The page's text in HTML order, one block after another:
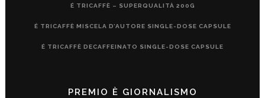
É TRICAFFÈ – SUPERQUALITÀ 200G
É TRICAFFÈ MISCELA D’AUTORE SINGLE-DOSE CAPSULE
É TRICAFFÈ DECAFFEINATO SINGLE-DOSE CAPSULE
PREMIO È GIORNALISMO